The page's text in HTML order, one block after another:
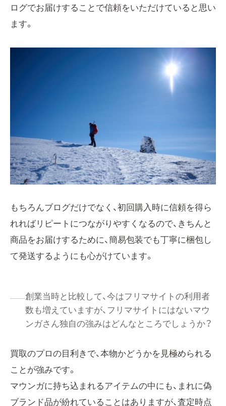
ログでお届けすることで信頼をいただけていると思い
ます。
もちろんブログだけでなく、初回購入時に信頼を得ら
れればリピートにつながりやすくなるので、きちんと
商品をお届けするために、簡易包装でも丁寧に梱包し
て発送するようにも心がけています。
創業当時と比較して、今はフリマサイトの利用者
数も増えていますが、フリマサイトにはないマウ
ンガさん独自の強みはどんなところでしょうか？
買取のプロの目利きで、本物かどうかを見極められる
ことが強みです。
マウンガに持ち込まれるアイテムの中にも、まれに偽
ブランド品が紛れていることはありますが、査定時点